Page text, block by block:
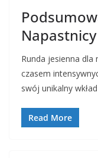
Napastnicy
Runda jesienna dla
czasem
swój unikalny
Read More